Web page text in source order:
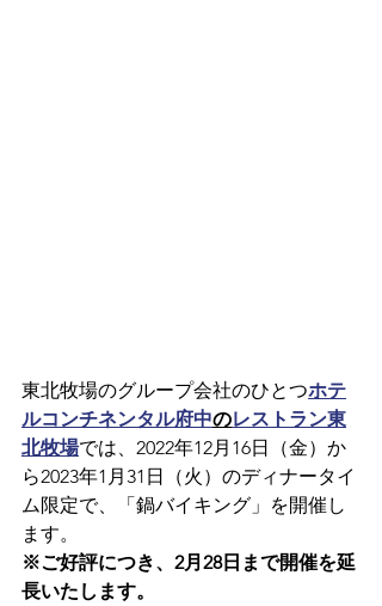
東北牧場のグループ会社のひとつホテ
ルコンチネンタル府中のレストラン東
北牧場では、2022年12月16日（金）か
ら2023年1月31日（火）のディナータイ
ム限定で、「鍋バイキング」を開催し
ます。
※ご好評につき、2月28日まで開催を延
長いたします。